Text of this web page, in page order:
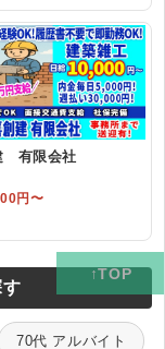
有限会社
円〜
70代 アルバイト